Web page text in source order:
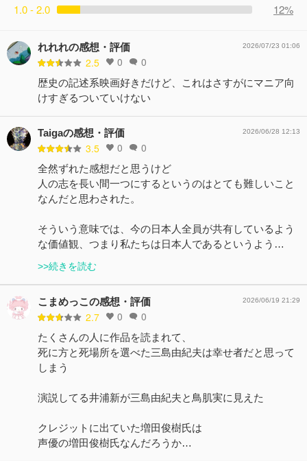
1.0 - 2.0
12%
れれれの感想・評価
2.5 0 0
2026/07/23 01:06
歴史の記述系映画好きだけど、これはさすがにマニア向
けすぎるついていけない
Taigaの感想・評価
3.5 0 0
2026/06/28 12:13
全然ずれた感想だと思うけど
人の志を長い間一つにするというのはとても難しいこと
なんだと思わされた。
そういう意味では、今の日本人全員が共有しているよう
な価値観、つまり私たちは日本人であるというよう…
>>続きを読む
こまめっこの感想・評価
2.7 0 0
2026/06/19 21:29
たくさんの人に作品を読まれて、
死に方と死場所を選べた三島由紀夫は幸せ者だと思って
しまう
演説してる井浦新が三島由紀夫と鳥肌実に見えた
クレジットに出ていた増田俊樹氏は
声優の増田俊樹氏なんだろうか…